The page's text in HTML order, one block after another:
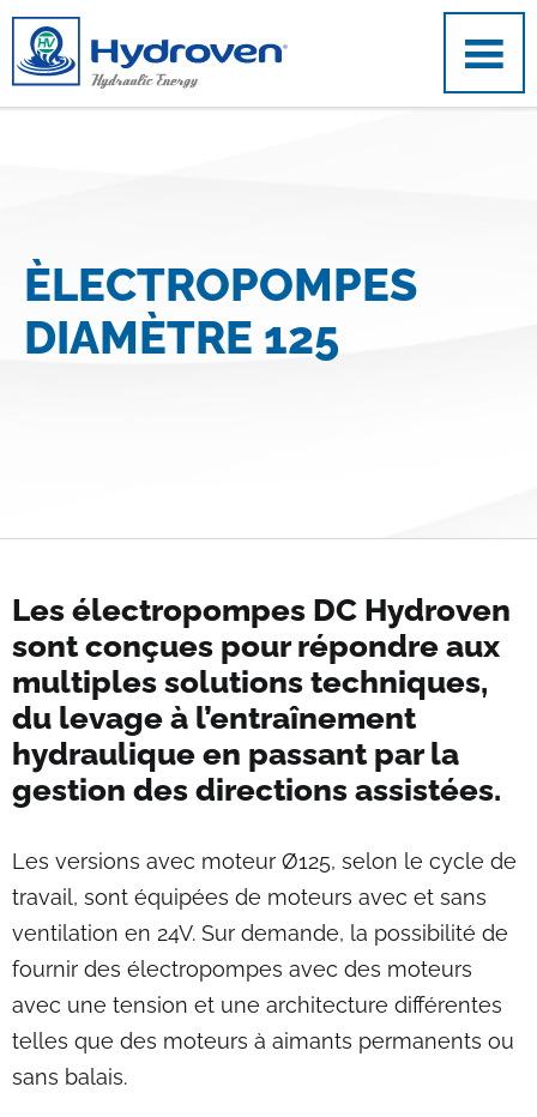
Aller au contenu principal
ÈLECTROPOMPES
DIAMÈTRE 125
Les électropompes DC Hydroven
sont conçues pour répondre aux
multiples solutions techniques,
du levage à l’entraînement
hydraulique en passant par la
gestion des directions assistées.
Les versions avec moteur Ø125, selon le cycle de
travail, sont équipées de moteurs avec et sans
ventilation en 24V. Sur demande, la possibilité de
fournir des électropompes avec des moteurs
avec une tension et une architecture différentes
telles que des moteurs à aimants permanents ou
sans balais.